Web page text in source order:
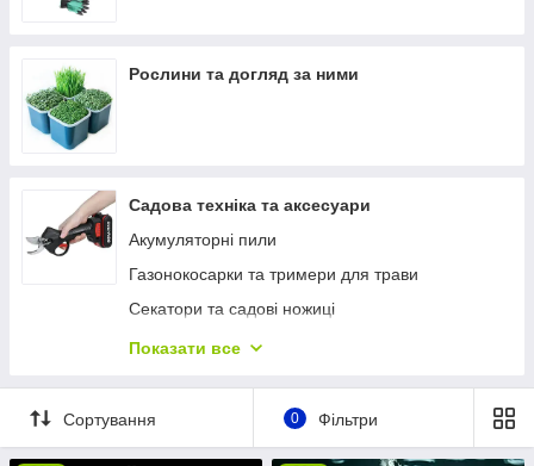
Рослини та догляд за ними
Садова техніка та аксесуари
Акумуляторні пили
Газонокосарки та тримери для трави
Секатори та садові ножиці
Обприскувачі
Ланцюги та акумулятори для пил
Садові акумуляторні набори
Показати все
Сортування 0 Фільтри